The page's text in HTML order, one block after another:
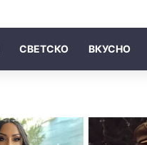
СВЕТСКО ВКУСНО